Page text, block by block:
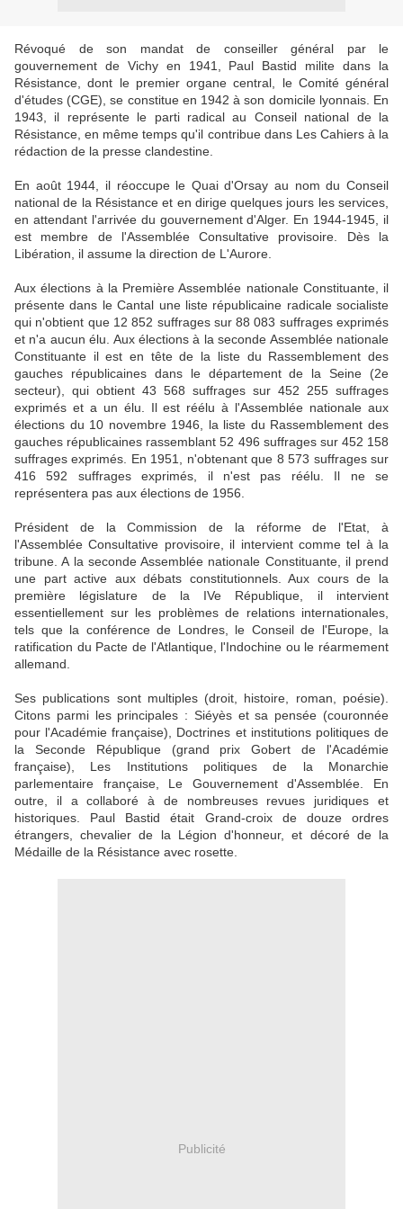
Révoqué de son mandat de conseiller général par le
gouvernement de Vichy en 1941, Paul Bastid milite dans la
Résistance, dont le premier organe central, le Comité général
d'études (CGE), se constitue en 1942 à son domicile lyonnais. En
1943, il représente le parti radical au Conseil national de la
Résistance, en même temps qu'il contribue dans Les Cahiers à la
rédaction de la presse clandestine.
En août 1944, il réoccupe le Quai d'Orsay au nom du Conseil
national de la Résistance et en dirige quelques jours les services,
en attendant l'arrivée du gouvernement d'Alger. En 1944-1945, il
est membre de l'Assemblée Consultative provisoire. Dès la
Libération, il assume la direction de L'Aurore.
Aux élections à la Première Assemblée nationale Constituante, il
présente dans le Cantal une liste républicaine radicale socialiste
qui n'obtient que 12 852 suffrages sur 88 083 suffrages exprimés
et n'a aucun élu. Aux élections à la seconde Assemblée nationale
Constituante il est en tête de la liste du Rassemblement des
gauches républicaines dans le département de la Seine (2e
secteur), qui obtient 43 568 suffrages sur 452 255 suffrages
exprimés et a un élu. Il est réélu à l'Assemblée nationale aux
élections du 10 novembre 1946, la liste du Rassemblement des
gauches républicaines rassemblant 52 496 suffrages sur 452 158
suffrages exprimés. En 1951, n'obtenant que 8 573 suffrages sur
416 592 suffrages exprimés, il n'est pas réélu. Il ne se
représentera pas aux élections de 1956.
Président de la Commission de la réforme de l'Etat, à
l'Assemblée Consultative provisoire, il intervient comme tel à la
tribune. A la seconde Assemblée nationale Constituante, il prend
une part active aux débats constitutionnels. Aux cours de la
première législature de la IVe République, il intervient
essentiellement sur les problèmes de relations internationales,
tels que la conférence de Londres, le Conseil de l'Europe, la
ratification du Pacte de l'Atlantique, l'Indochine ou le réarmement
allemand.
Ses publications sont multiples (droit, histoire, roman, poésie).
Citons parmi les principales : Siéyès et sa pensée (couronnée
pour l'Académie française), Doctrines et institutions politiques de
la Seconde République (grand prix Gobert de l'Académie
française), Les Institutions politiques de la Monarchie
parlementaire française, Le Gouvernement d'Assemblée. En
outre, il a collaboré à de nombreuses revues juridiques et
historiques. Paul Bastid était Grand-croix de douze ordres
étrangers, chevalier de la Légion d'honneur, et décoré de la
Médaille de la Résistance avec rosette.
Publicité